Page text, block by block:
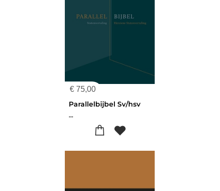
€ 75,00
Parallelbijbel Sv/hsv
...